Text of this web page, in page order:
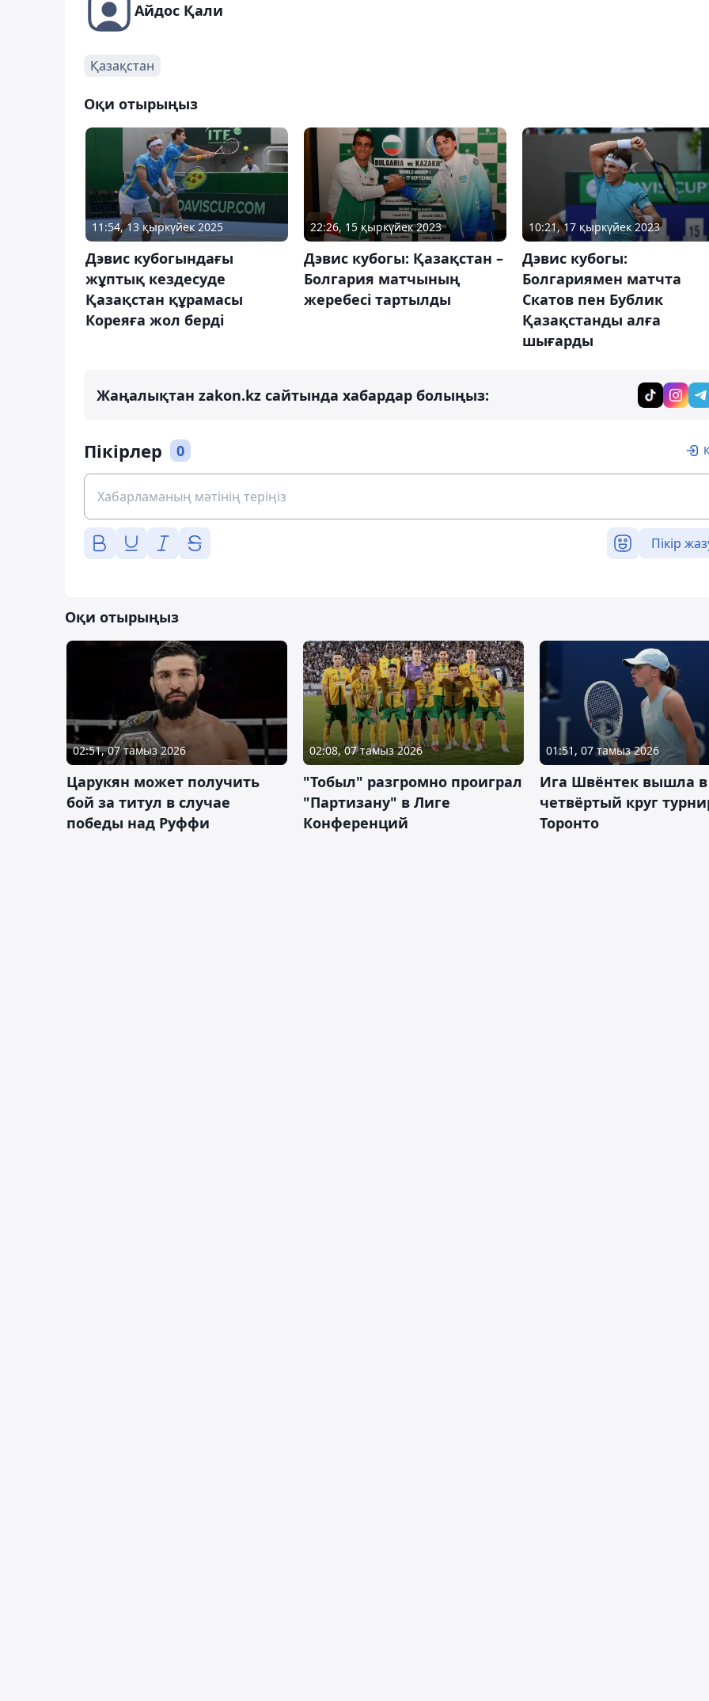
Айдос Қали
Қазақстан
Оқи отырыңыз
11:54, 13 қыркүйек 2025
Дэвис кубогындағы
жұптық кездесуде
Қазақстан құрамасы
Кореяға жол берді
22:26, 15 қыркүйек 2023
Дэвис кубогы: Қазақстан –
Болгария матчының
жеребесі тартылды
10:21, 17 қыркүйек 2023
Дэвис кубогы:
Болгариямен матчта
Скатов пен Бублик
Қазақстанды алға
шығарды
Жаңалықтан zakon.kz сайтында хабардар болыңыз:
Пікірлер 0
Пікір
Оқи отырыңыз
02:51, 07 тамыз 2026
Царукян может получить
бой за титул в случае
победы над Руффи
02:08, 07 тамыз 2026
"Тобыл" разгромно проиграл
"Партизану" в Лиге
Конференций
01:51, 07 тамыз 2026
Ига Швёнтек вышла в
четвёртый круг
Торонто